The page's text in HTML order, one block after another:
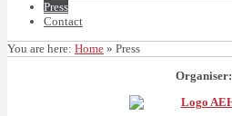
Press
Contact
You are here: Home » Press
Organiser: